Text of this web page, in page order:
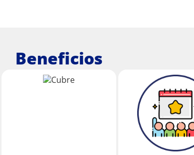
Beneficios